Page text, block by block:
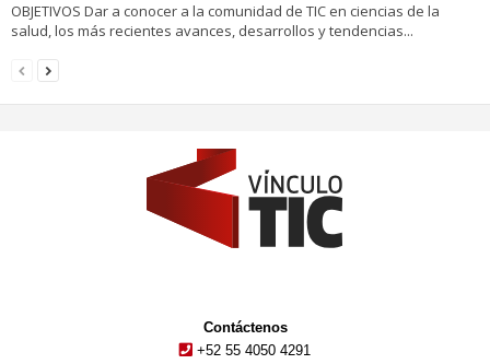
OBJETIVOS Dar a conocer a la comunidad de TIC en ciencias de la
salud, los más recientes avances, desarrollos y tendencias...
Contáctenos
+52 55 4050 4291